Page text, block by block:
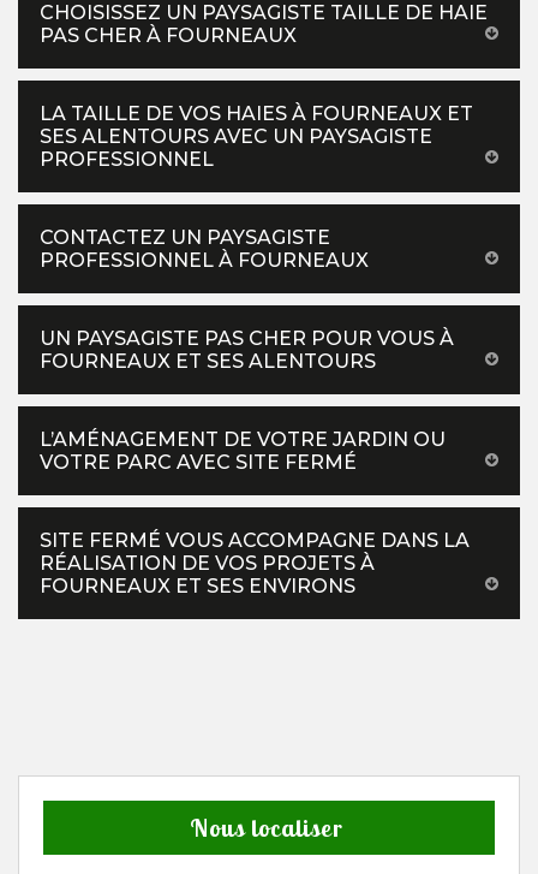
CHOISISSEZ UN PAYSAGISTE TAILLE DE HAIE
PAS CHER À FOURNEAUX
LA TAILLE DE VOS HAIES À FOURNEAUX ET
SES ALENTOURS AVEC UN PAYSAGISTE
PROFESSIONNEL
CONTACTEZ UN PAYSAGISTE
PROFESSIONNEL À FOURNEAUX
UN PAYSAGISTE PAS CHER POUR VOUS À
FOURNEAUX ET SES ALENTOURS
L’AMÉNAGEMENT DE VOTRE JARDIN OU
VOTRE PARC AVEC SITE FERMÉ
SITE FERMÉ VOUS ACCOMPAGNE DANS LA
RÉALISATION DE VOS PROJETS À
FOURNEAUX ET SES ENVIRONS
Nous localiser